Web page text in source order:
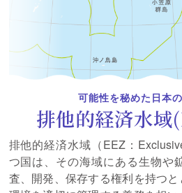
2025年02月26日
キッズページにて「2024年度
を公開しました！
2025年02月18日
（小笠原村村長 渋谷正昭様）
2025年02月06日
沖ノ鳥島・南鳥島に関する研究
募集は終了しました。本募集に関す
ています。
可能性を秘めた日本
排他的経済水域
排他的経済水域（EEZ：
つ国は、その海域にある生物や
査、開発、保存する権利を持つ